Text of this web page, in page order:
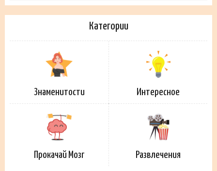
Категории
Знаменитости Интересное
Прокачай Мозг Развлечения